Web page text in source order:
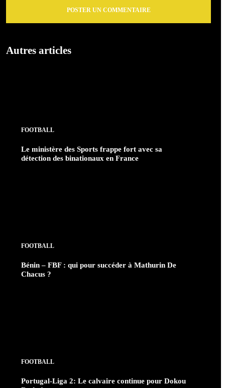
Autres articles
FOOTBALL
Le ministère des Sports frappe fort avec sa
détection des binationaux en France
FOOTBALL
Bénin – FBF : qui pour succéder à Mathurin De
Chacus ?
FOOTBALL
Portugal-Liga 2: Le calvaire continue pour Dokou